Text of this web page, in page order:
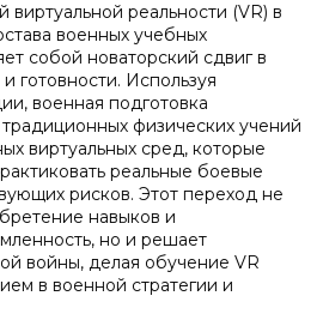
виртуальной реальности (VR) в
военных учебных
собой новаторский сдвиг в
готовности. Используя
военная подготовка
физических учений
виртуальных сред, которые
реальные боевые
рисков. Этот переход не
навыков и
но и решает
войны, делая обучение VR
в военной стратегии и